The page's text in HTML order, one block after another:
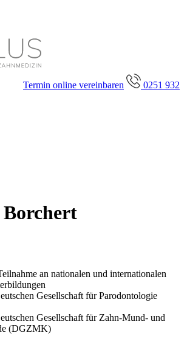
Termin online vereinbaren
0251 932
an nationalen und internationalen
Gesellschaft für Parodontologie
Gesellschaft für Zahn-Mund- und
(DGZMK)